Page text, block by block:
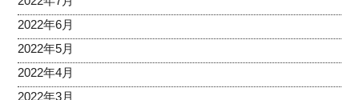
2022年6月
2022年5月
2022年4月
2022年3月